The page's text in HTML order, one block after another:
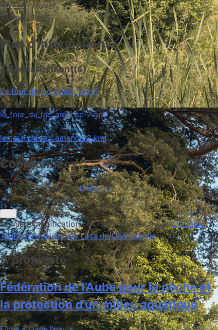
Niveau : Moyen
Temps : 3h45
Plus d'informations
Téléchargement(s)
Le tour du lac Amance.pdf
le_tour_du_lac_amance-2.gpx
le_tour_du_lac_amance-2.kml
Coordonnées
Adresse :Dienville
+
−
Leaflet| Fond de carte : ©OpenStreetMapadapté parMédia Bouquetin
Dernière modification : 04/08/2025 15:09 parOffice de
Tourisme des Grands Lacs de Champagne
A proximité
Fédération de l’Aube pour la pêche et
la protection d’un milieu aquatique